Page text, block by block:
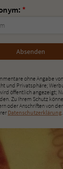
*
ohne Angabe
und Privatsphäre;
öffentlich angezeigt;
Zu Ihrem Schutz
oder Anschriften von
Datenschutzerklärung.